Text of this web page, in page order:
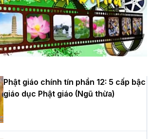
học cuối cùng khép lại
pháp mùa hè lần
trong ngày tu tập thứ
hoạt Phật pháp mùa
Phật giáo chính tín phần 12: 5 cấp bậc
giáo dục Phật giáo (Ngũ thừa)